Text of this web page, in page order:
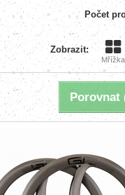
Počet
Zobrazit:
Mřížka
Porovnat